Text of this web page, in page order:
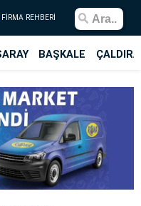
FİRMA REHBERİ
BAŞKALE